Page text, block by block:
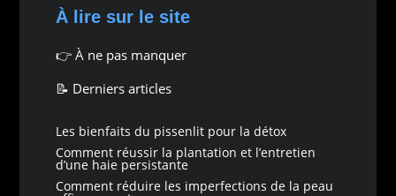
À lire sur le site
👉 À ne pas manquer
📝 Derniers articles
Les bienfaits du pissenlit pour la détox
Comment réussir la plantation et l’entretien
d’une haie persistante
Comment réduire les imperfections de la peau